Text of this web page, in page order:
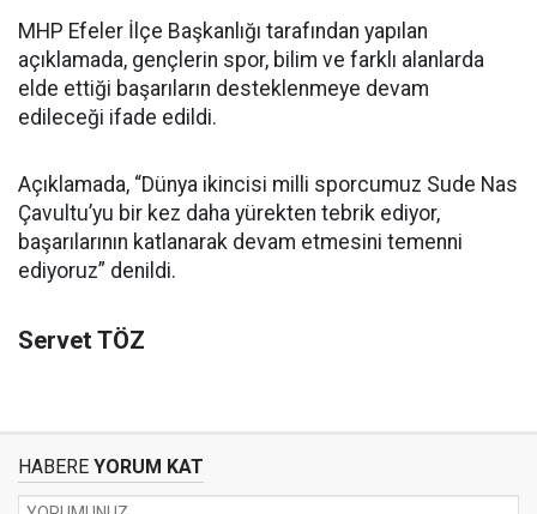
MHP Efeler İlçe Başkanlığı tarafından yapılan
açıklamada, gençlerin spor, bilim ve farklı alanlarda
elde ettiği başarıların desteklenmeye devam
edileceği ifade edildi.
Açıklamada, “Dünya ikincisi milli sporcumuz Sude Nas
Çavultu’yu bir kez daha yürekten tebrik ediyor,
başarılarının katlanarak devam etmesini temenni
ediyoruz” denildi.
Servet TÖZ
HABERE YORUM KAT